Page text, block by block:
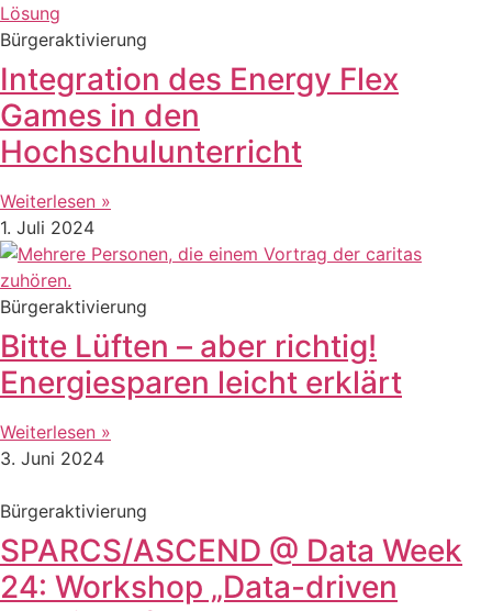
Bürgeraktivierung
Integration des Energy Flex
Games in den
Hochschulunterricht
Weiterlesen »
1. Juli 2024
Bürgeraktivierung
Bitte Lüften – aber richtig!
Energiesparen leicht erklärt
Weiterlesen »
3. Juni 2024
Bürgeraktivierung
SPARCS/ASCEND @ Data Week
24: Workshop „Data-driven